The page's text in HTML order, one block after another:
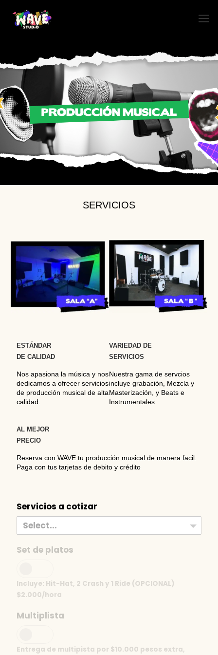
a
SERVICIOS
ESTÁNDAR
DE CALIDAD
Nos apasiona la música y nos
dedicamos a ofrecer servicios
de producción musical de alta
calidad.
VARIEDAD DE
SERVICIOS
Nuestra gama de servcios
incluye grabación, Mezcla y
Masterización, y Beats e
Instrumentales
AL MEJOR
PRECIO
Reserva con WAVE tu producción musical de manera facil.
Paga con tus tarjetas de debito y crédito
Servicios a cotizar
Select...
Set de platos
Incluye: Hit-Hat, 2 Crash y 1 Ride (OPCIONAL)
$2.000/hora
Multiplista
Entrega de multipista por $10.000 pesos extra,